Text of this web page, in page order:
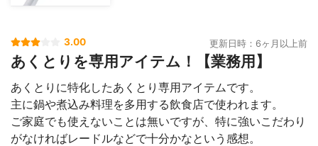
3.00 更新日時：6ヶ月以上前
あくとりを専用アイテム！【業務用】
あくとりに特化したあくとり専用アイテムです。
主に鍋や煮込み料理を多用する飲食店で使われます。
ご家庭でも使えないことは無いですが、特に強いこだわり
がなければレードルなどで十分かなという感想。